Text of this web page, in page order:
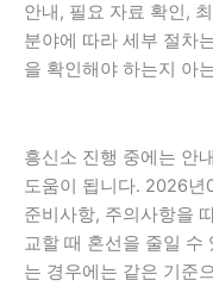
안내, 필요 자료 확인,
분야에 따라 세부 절차
을 확인해야 하는지 아
흥신소 진행 중에는 안
도움이 됩니다. 2026
준비사항, 주의사항을
교할 때 혼선을 줄일 수
는 경우에는 같은 기준